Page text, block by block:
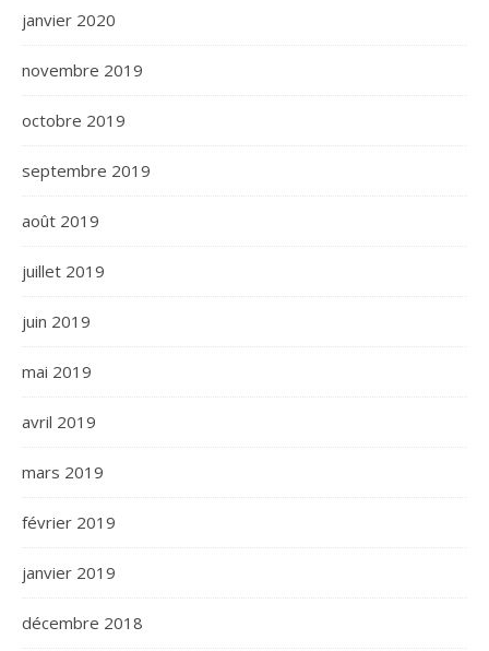
janvier 2020
novembre 2019
octobre 2019
septembre 2019
août 2019
juillet 2019
juin 2019
mai 2019
avril 2019
mars 2019
février 2019
janvier 2019
décembre 2018